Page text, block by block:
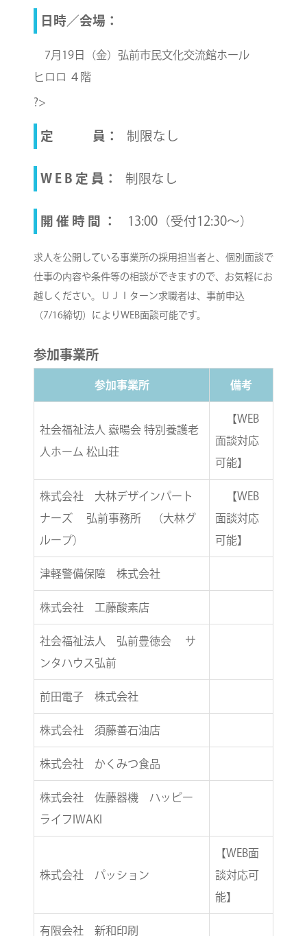
日時／会場：
7月19日（金） 弘前市民文化交流館ホール
ヒロロ ４階
?>
定 員： 制限なし
W E B 定 員： 制限なし
開 催 時 間 ： 13:00（受付12:30～）
求人を公開している事業所の採用担当者と、個別面談で
仕事の内容や条件等の相談ができますので、お気軽にお
越しください。ＵＪＩターン求職者は、事前申込
（7/16締切）によりWEB面談可能です。
参加事業所
参加事業所 備考
社会福祉法人 嶽暘会 特別養護老
人ホーム 松山荘
【WEB
面談対応
可能】
株式会社 大林デザインパート
ナーズ 弘前事務所 （大林グ
ループ）
【WEB
面談対応
可能】
津軽警備保障 株式会社
株式会社 工藤酸素店
社会福祉法人 弘前豊徳会 サ
ンタハウス弘前
前田電子 株式会社
株式会社 須藤善石油店
株式会社 かくみつ食品
株式会社 佐藤器機 ハッピー
ライフIWAKI
株式会社 パッション
【WEB面
談対応可
能】
有限会社 新和印刷